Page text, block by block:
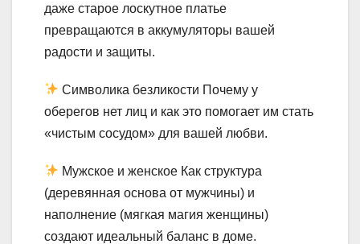
даже старое лоскутное платье
превращаются в аккумуляторы вашей
радости и защиты.
Символика безликости Почему у
оберегов нет лиц и как это помогает им стать
«чистым сосудом» для вашей любви.
Мужское и женское Как структура
(деревянная основа от мужчины) и
наполнение (мягкая магия женщины)
создают идеальный баланс в доме.